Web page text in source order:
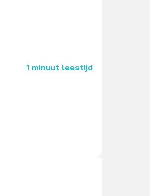
1 minuut leestijd